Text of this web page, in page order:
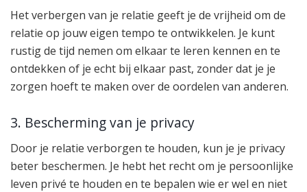
Het verbergen van je relatie geeft je de vrijheid om de
relatie op jouw eigen tempo te ontwikkelen. Je kunt
rustig de tijd nemen om elkaar te leren kennen en te
ontdekken of je echt bij elkaar past, zonder dat je je
zorgen hoeft te maken over de oordelen van anderen.
3. Bescherming van je privacy
Door je relatie verborgen te houden, kun je je privacy
beter beschermen. Je hebt het recht om je persoonlijke
leven privé te houden en te bepalen wie er wel en niet